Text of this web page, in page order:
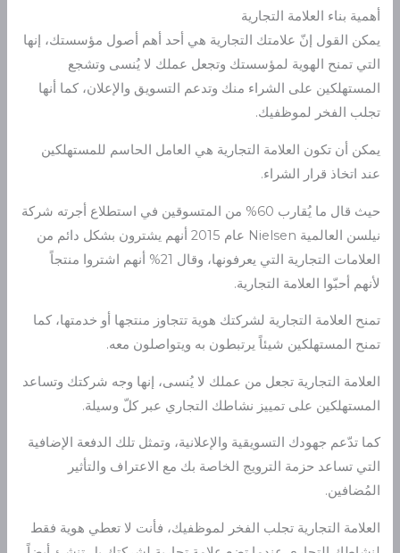
أهمية بناء العلامة التجارية
يمكن القول إنّ علامتك التجارية هي أحد أهم أصول مؤسستك، إنها
التي تمنح الهوية لمؤسستك وتجعل عملك لا يُنسى وتشجع
المستهلكين على الشراء منك وتدعم التسويق والإعلان، كما أنها
تجلب الفخر لموظفيك.
يمكن أن تكون العلامة التجارية هي العامل الحاسم للمستهلكين
عند اتخاذ قرار الشراء.
حيث قال ما يُقارب 60% من المتسوقين في استطلاع أجرته شركة
نيلسن العالمية Nielsen عام 2015 أنهم يشترون بشكل دائم من
العلامات التجارية التي يعرفونها، وقال 21% أنهم اشتروا منتجاً
لأنهم أحبّوا العلامة التجارية.
تمنح العلامة التجارية لشركتك هوية تتجاوز منتجها أو خدمتها، كما
تمنح المستهلكين شيئاً يرتبطون به ويتواصلون معه.
العلامة التجارية تجعل من عملك لا يُنسى، إنها وجه شركتك وتساعد
المستهلكين على تمييز نشاطك التجاري عبر كلّ وسيلة.
كما تدّعم جهودك التسويقية والإعلانية، وتمثل تلك الدفعة الإضافية
التي تساعد حزمة الترويج الخاصة بك مع الاعتراف والتأثير
المُضافين.
العلامة التجارية تجلب الفخر لموظفيك، فأنت لا تعطي هوية فقط